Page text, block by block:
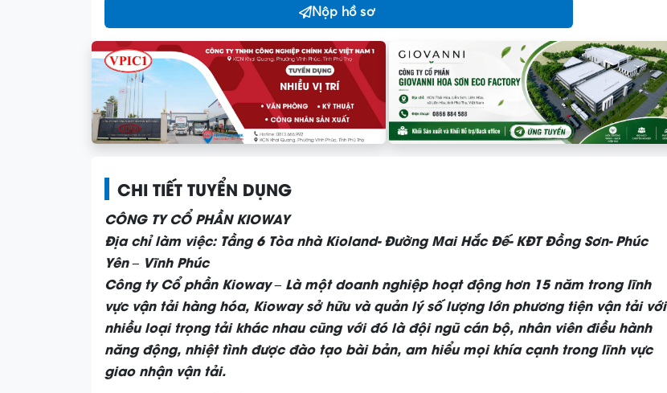
Nộp hồ sơ
CHI TIẾT TUYỂN DỤNG
CÔNG TY CỔ PHẦN KIOWAY
Địa chỉ làm việc: Tầng 6 Tòa nhà Kioland- Đường Mai Hắc Đế- KĐT Đồng Sơn- Phúc
Yên – Vĩnh Phúc
Công ty Cổ phần Kioway – Là một doanh nghiệp hoạt động hơn 15 năm trong lĩnh
vực vận tải hàng hóa, Kioway sở hữu và quản lý số lượng lớn phương tiện vận tải với
nhiều loại trọng tải khác nhau cũng với đó là đội ngũ cán bộ, nhân viên điều hành
năng động, nhiệt tình được đào tạo bài bản, am hiểu mọi khía cạnh trong lĩnh vực
giao nhận vận tải.